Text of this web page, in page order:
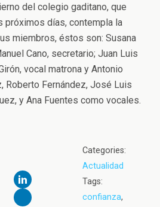
del colegio gaditano, que
próximos días, contempla la
miembros, éstos son: Susana
Cano, secretario; Juan Luis
vocal matrona y Antonio
Roberto Fernández, José Luis
y Ana Fuentes como vocales.
Categories:
Actualidad
Tags:
confianza,